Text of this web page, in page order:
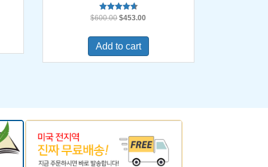
Rated
$600.00Original
was:
$600.00.
$453.00Current
is:
Add to cart